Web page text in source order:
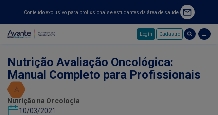
Conteúdo exclusivo para profissionais e estudantes da área de saúde.
Login Cadastro
Nutrição Avaliação Oncológica:
Manual Completo para Profissionais
Nutrição na Oncologia
10/03/2021